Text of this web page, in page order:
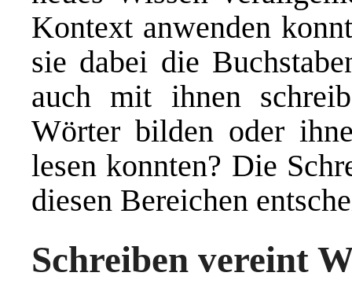
Kontext anwenden
sie dabei die
auch mit ihnen
Wörter bilden oder
lesen konnten? Die
diesen Bereichen
Schreiben vereint